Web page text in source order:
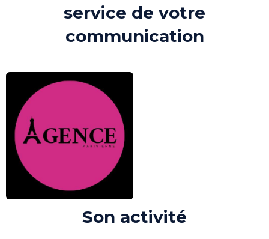
service de votre
communication
Son activité